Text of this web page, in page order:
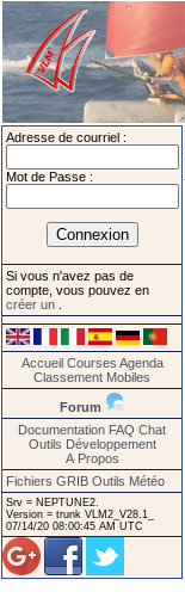
Adresse de courriel :
Mot de Passe :
Si vous n'avez pas de
compte, vous pouvez en
créer un
Accueil Courses Agenda
Classement Mobiles
Forum
Documentation FAQ Chat
Outils Développement
A Propos
Fichiers GRIB Outils Météo
Srv = NEPTUNE2.
Version = trunk VLM2_V28.1_
07/14/20 08:00:45 AM UTC